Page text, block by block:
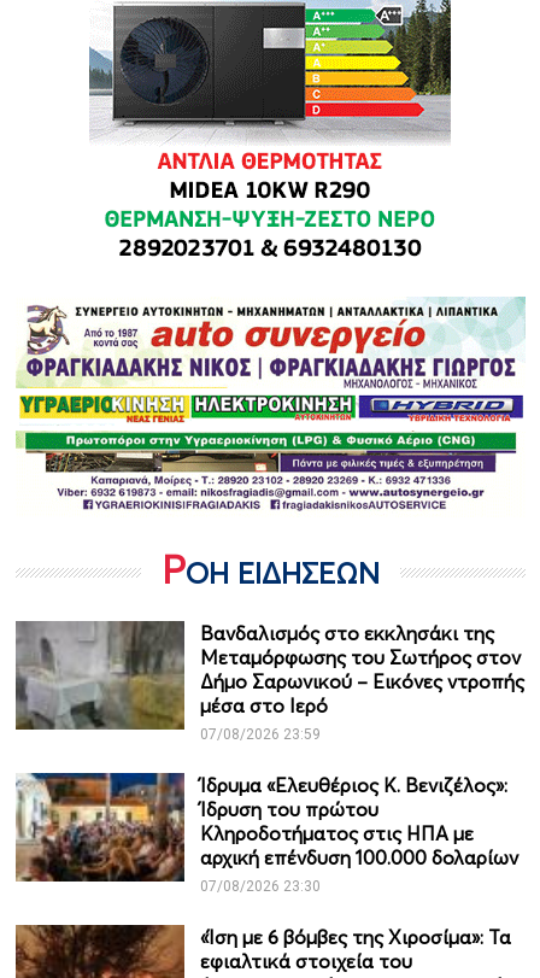
ΡΟΗ ΕΙΔΗΣΕΩΝ
Βανδαλισμός στο εκκλησάκι της
Μεταμόρφωσης του Σωτήρος στον
Δήμο Σαρωνικού – Εικόνες ντροπής
μέσα στο Ιερό
07/08/2026 23:59
Ίδρυμα «Ελευθέριος Κ. Βενιζέλος»:
Ίδρυση του πρώτου
Κληροδοτήματος στις ΗΠΑ με
αρχική επένδυση 100.000 δολαρίων
07/08/2026 23:30
«Ίση με 6 βόμβες της Χιροσίμα»: Τα
εφιαλτικά στοιχεία του